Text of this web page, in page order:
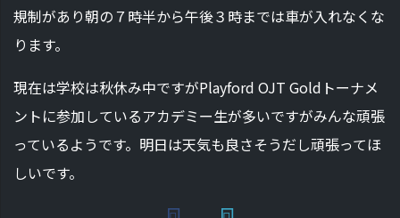
規制があり朝の７時半から午後３時までは車が入れなくな
ります。
現在は学校は秋休み中ですがPlayford OJT Goldトーナメ
ントに参加しているアカデミー生が多いですがみんな頑張
っているようです。明日は天気も良さそうだし頑張ってほ
しいです。